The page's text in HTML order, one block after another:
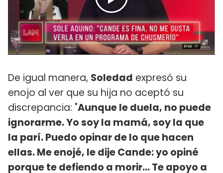
De igual manera, Soledad expresó su
enojo al ver que su hija no aceptó su
discrepancia: "Aunque le duela, no puede
ignorarme. Yo soy la mamá, soy la que
la parí. Puedo opinar de lo que hacen
ellas. Me enojé, le dije Cande: yo opiné
porque te defiendo a morir... Te apoyo a